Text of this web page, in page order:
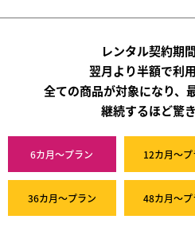
レンタル契約期
翌月より半額で利
全ての商品が対象になり、
継続するほど驚
6カ月～プラン 12カ月～プ
36カ月～プラン 48カ月～プ